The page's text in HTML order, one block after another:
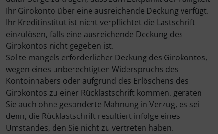
Ihr Girokonto über eine ausreichende Deckung verfügt.
Ihr Kreditinstitut ist nicht verpflichtet die Lastschrift
einzulösen, falls eine ausreichende Deckung des
Girokontos nicht gegeben ist.
Sollte mangels erforderlicher Deckung des Girokontos,
wegen eines unberechtigten Widerspruchs des
Kontoinhabers oder aufgrund des Erlöschens des
Girokontos zu einer Rücklastschrift kommen, geraten
Sie auch ohne gesonderte Mahnung in Verzug, es sei
denn, die Rücklastschrift resultiert infolge eines
Umstandes, den Sie nicht zu vertreten haben.